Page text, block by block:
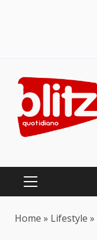
content
PRIMARY
Home » Lifestyle »